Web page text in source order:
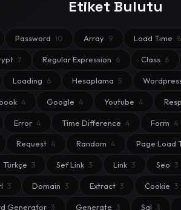
Etiket Bulutu
Password 10 Array 9 Load Time 8
7 Regular Expression 6 Class 6
Loading 6 Hesaplama 5
4 Google 4 Youtube 4
Error 4 Time Difference 4 Form 4
Request 4 Random 4 Page Load
Türkçe 3 Sef Link 3 Link 3 Seo 3
3 Domain 3 Extract 3 Cookie 3
Generator 3 Generate 3 Sql 3